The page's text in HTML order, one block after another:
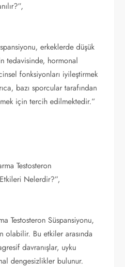
erkeklerde düşük
tedavisinde, hormonal
fonksiyonları iyileştirmek
bazı sporcular tarafından
için tercih edilmektedir.”
Testosteron
Nelerdir?”,
Testosteron Süspansiyonu,
olabilir. Bu etkiler arasında
davranışlar, uyku
dengesizlikler bulunur.